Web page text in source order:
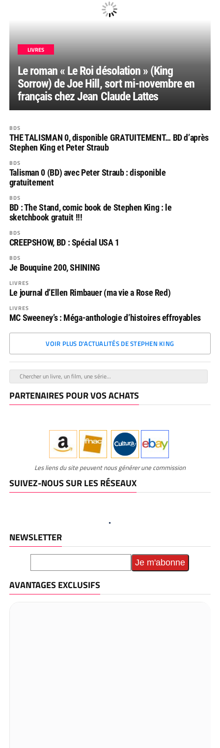
LIVRES
Le roman « Le Roi désolation » (King
Sorrow) de Joe Hill, sort mi-novembre en
français chez Jean Claude Lattes
BDS
THE TALISMAN 0, disponible GRATUITEMENT… BD d’après
Stephen King et Peter Straub
BDS
Talisman 0 (BD) avec Peter Straub : disponible
gratuitement
BDS
BD : The Stand, comic book de Stephen King : le
sketchbook gratuit !!!
BDS
CREEPSHOW, BD : Spécial USA 1
BDS
Je Bouquine 200, SHINING
LIVRES
Le journal d’Ellen Rimbauer (ma vie a Rose Red)
LIVRES
MC Sweeney’s : Méga-anthologie d’histoires effroyables
VOIR PLUS D'ACTUALITÉS DE STEPHEN KING
PARTENAIRES POUR VOS ACHATS
Les liens du site peuvent nous générer une commission
SUIVEZ-NOUS SUR LES RÉSEAUX
NEWSLETTER
AVANTAGES EXCLUSIFS